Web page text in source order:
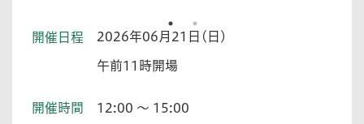
開催日程 2026年06月21日(日)
午前11時開場
開催時間 12:00 ～ 15:00